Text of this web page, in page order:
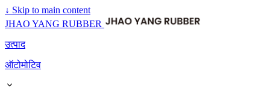
↓ Skip to main content
JHAO YANG RUBBER
उत्पाद
ऑटोमोटिव